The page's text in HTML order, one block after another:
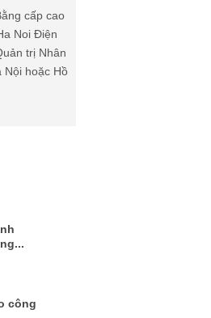
cấp cao
Noi Điện
trị Nhân
Nội hoặc Hồ
công